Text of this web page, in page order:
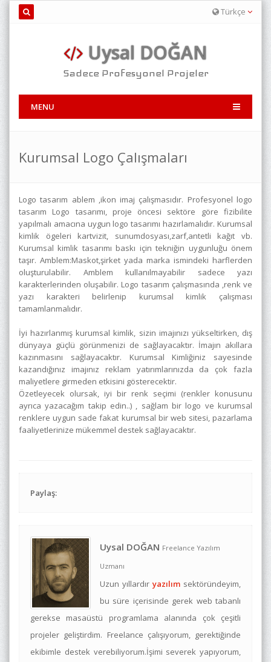
Türkçe
Uysal DOĞAN
Sadece Profesyonel Projeler
MENU
Kurumsal Logo Çalışmaları
Logo tasarım ablem ,ikon imaj çalışmasıdır. Profesyonel logo
tasarım Logo tasarımı, proje öncesi sektöre göre fizibilite
yapılmalı amacına uygun logo tasarımı hazırlamalıdır. Kurumsal
kimlik ögeleri kartvizit, sunumdosyası,zarf,antetli kağıt vb.
Kurumsal kimlik tasarımı baskı için tekniğin uygunluğu önem
taşır. Amblem:Maskot,şirket yada marka ismindeki harflerden
oluşturulabilir. Amblem kullanılmayabilir sadece yazı
karakterlerinden oluşabilir. Logo tasarım çalışmasında ,renk ve
yazı karakteri belirlenip kurumsal kimlik çalışması
tamamlanmalıdır.
İyi hazırlanmış kurumsal kimlik, sizin imajınızı yükseltirken, dış
dünyaya güçlü görünmenizi de sağlayacaktır. İmajın akıllara
kazınmasını sağlayacaktır. Kurumsal Kimliğiniz sayesinde
kazandığınız imajınız reklam yatırımlarınızda da çok fazla
maliyetlere girmeden etkisini gösterecektir.
Özetleyecek olursak, iyi bir renk seçimi (renkler konusunu
ayrıca yazacağım takip edin..) , sağlam bir logo ve kurumsal
renklere uygun sade fakat kurumsal bir web sitesi, pazarlama
faaliyetlerinize mükemmel destek sağlayacaktır.
Paylaş:
Uysal DOĞAN Freelance Yazılım
Uzmanı
Uzun yıllardır yazılım sektöründeyim,
bu süre içerisinde gerek web tabanlı
gerekse masaüstü programlama alanında çok çeşitli
projeler geliştirdim. Freelance çalışıyorum, gerektiğinde
ekibimle destek verebiliyorum.İşimi severek yapıyorum,